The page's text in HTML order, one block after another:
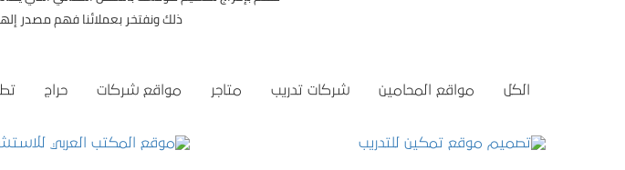
ذلك ونفتخر بعملائنا فهم مصدر
الكل مواقع المحامين شركات تدريب متاجر مواقع شركات حراج